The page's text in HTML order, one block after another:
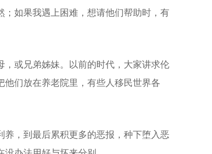
如果我遇上困难，想请他们帮助时，有
或兄弟姊妹。以前的时代，大家讲求伦
们放在养老院里，有些人移民世界各
，到最后累积更多的恶报，种下堕入恶